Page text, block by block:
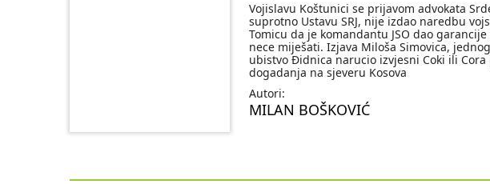
Vojislavu Koštunici se prijavom advokata
suprotno Ustavu SRJ, nije izdao naredbu
Tomicu da je komandantu JSO dao
nece miješati. Izjava Miloša Simovica,
ubistvo Ðidnica narucio izvjesni Coki ili
dogadanja na sjeveru Kosova
Autori:
MILAN BOŠKOVIĆ